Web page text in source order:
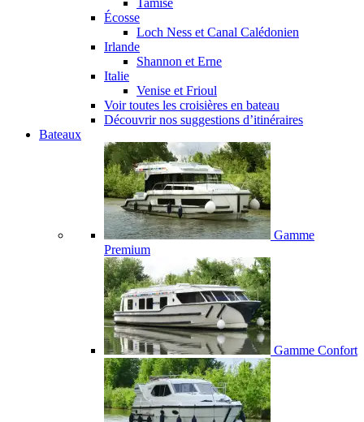
Écosse
Loch Ness et Canal Calédonien
Irlande
Shannon et Erne
Italie
Venise et Frioul
Voir toutes les croisières en bateau
Découvrir nos suggestions d’itinéraires
Bateaux
Gamme
Premium
Gamme Confort